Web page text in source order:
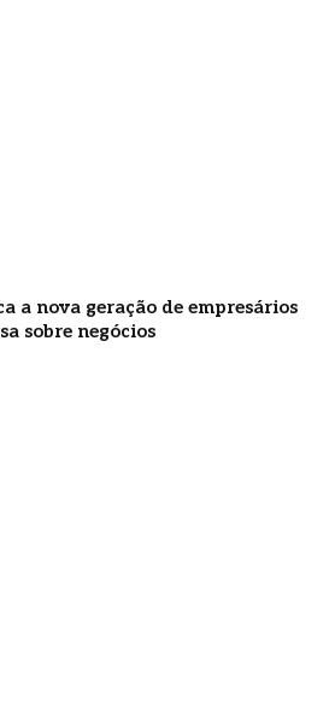
a nova geração de empresários
sobre negócios